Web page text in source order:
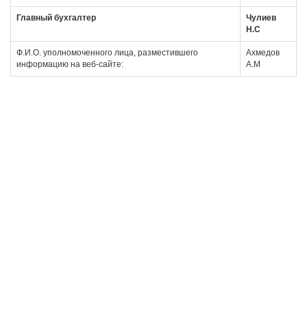
Главный бухгалтер
Чулиев
Н.С
Ф.И.О. уполномоченного лица, разместившего
информацию на веб-сайте:
Ахмедов
А.М